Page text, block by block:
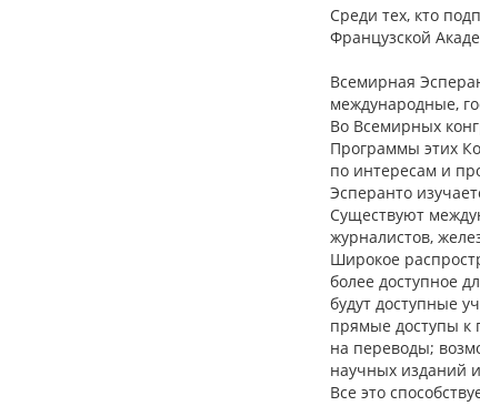
Среди тех, кто
Французской
Всемирная
международные,
Во Всемирных
Программы этих
по интересам и
Эсперанто
Существуют
журналистов,
Широкое
более доступное
будут доступные
прямые доступы к
на переводы;
научных изданий
Все это